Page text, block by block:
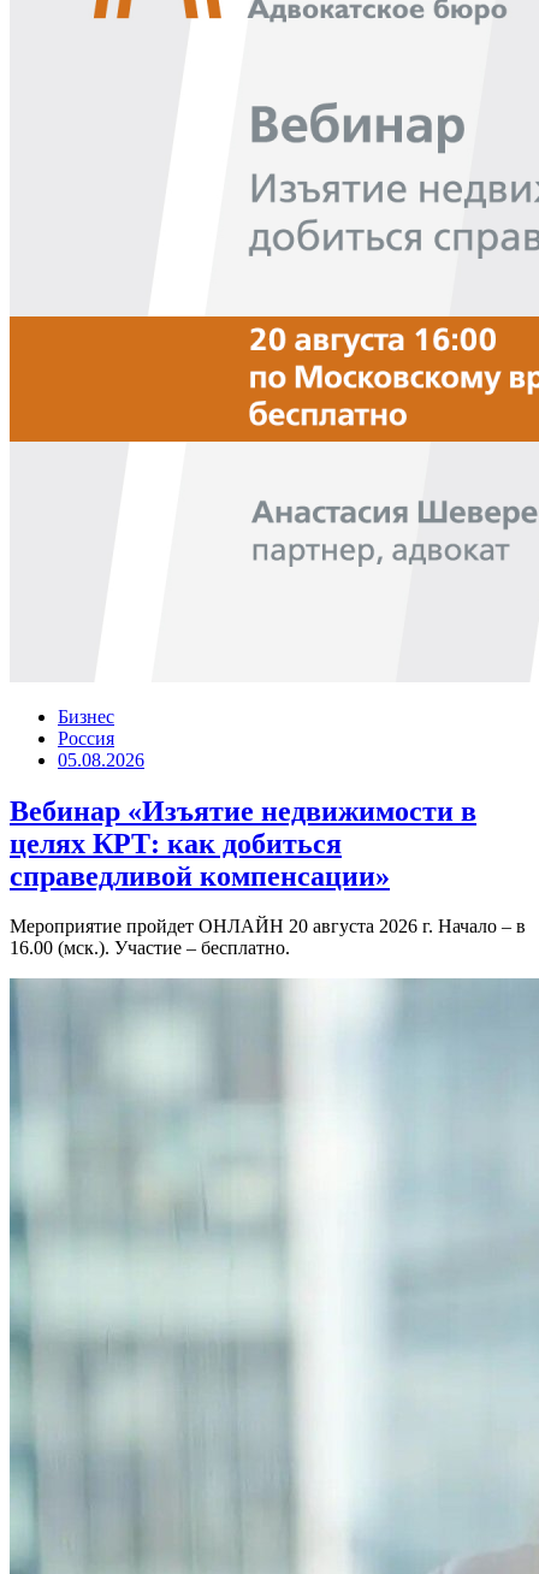
Бизнес
Россия
05.08.2026
Вебинар «Изъятие недвижимости в
целях КРТ: как добиться
справедливой компенсации»
Мероприятие пройдет ОНЛАЙН 20 августа 2026 г. Начало – в
16.00 (мск.). Участие – бесплатно.